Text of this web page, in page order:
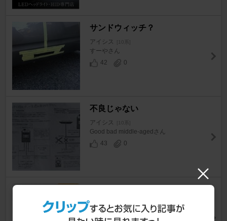
サンドウィッチ？
アイシス [10系]
すーやさん
42
0
不良じゃない
アイシス [10系]
Good bad middle-agedさん
43
0
アイシス [10系]
直線命さん